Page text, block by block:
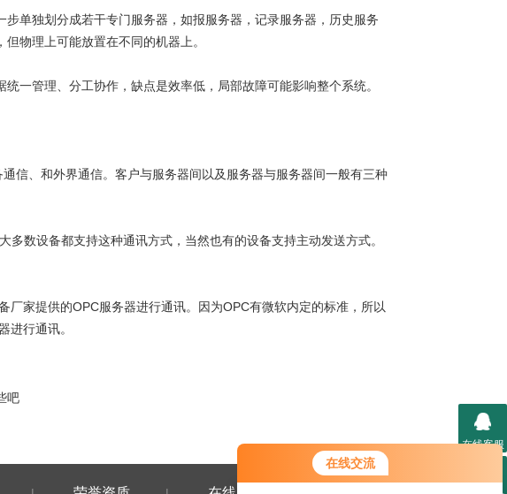
在线交流
单独划分成若干专门服务器，如报服务器，记录服务器，历史服务
物理上可能放置在不同的机器上。
管理、分工协作，缺点是效率低，局部故障可能影响整个系统。
、和外界通信。客户与服务器间以及服务器与服务器间一般有三种
数设备都支持这种通讯方式，当然也有的设备支持主动发送方式。
家提供的OPC服务器进行通讯。因为OPC有微软内定的标准，所以
进行通讯。
吧
在线客服